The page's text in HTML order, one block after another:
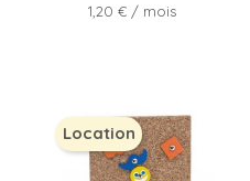
Prix
1,20 €/ mois
Location